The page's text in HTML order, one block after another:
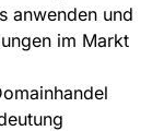
anwenden und
im Markt